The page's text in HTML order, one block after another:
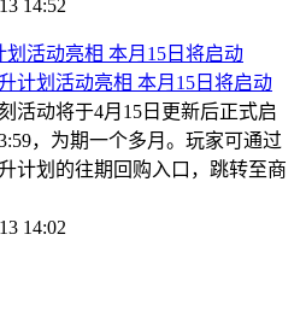
14:52
计划活动亮相 本月15日将启动
活动将于4月15日更新后正式启
，为期一个多月。玩家可通过
计划的往期回购入口，跳转至商
14:02